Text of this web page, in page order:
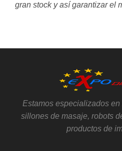
gran stock y así garantizar el
Estamos especializados
sillones de masaje, robots
productos de